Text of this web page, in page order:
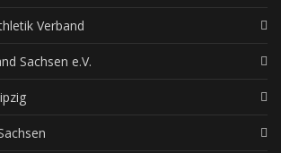
Verband
Sachsen e.V.